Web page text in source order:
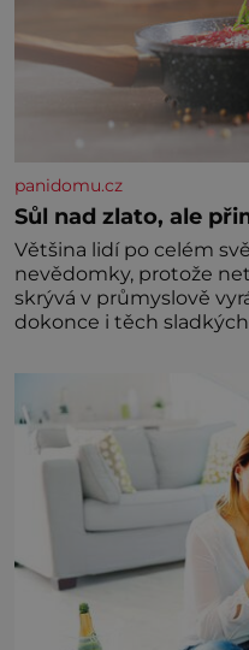
panidomu.cz
Sůl nad zlato, ale
Většina lidí po celém
nevědomky, protože
skrývá v průmyslově
dokonce i těch
běžné. Její základní